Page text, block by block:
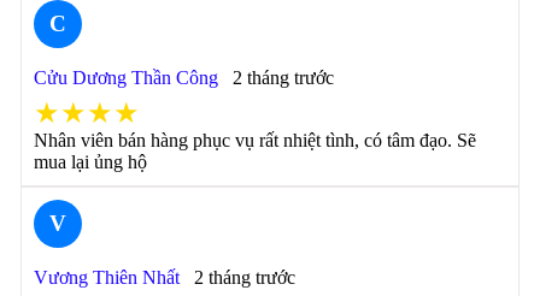
C
Cửu Dương Thần Công 2 tháng trước
★★★★
Nhân viên bán hàng phục vụ rất nhiệt tình, có tâm đạo. Sẽ
mua lại ủng hộ
V
Vương Thiên Nhất 2 tháng trước